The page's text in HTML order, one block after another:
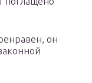
он